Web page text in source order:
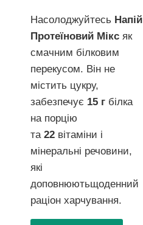
Насолоджуйтесь Напій
Протеїновий Міксяк
смачним білковим
перекусом. Він не
містить цукру,
забезпечує 15 гбілка
на порцію
та 22 вітаміни і
мінеральні речовини,
які
доповнюютьщоденний
раціон харчування.